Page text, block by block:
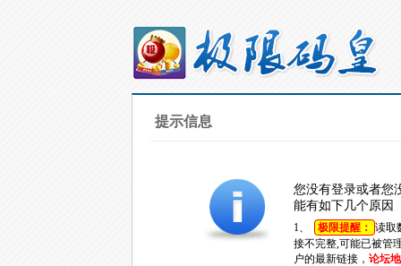
提示信息
您没有登录或者您
能有如下几个原因
1、 极限提醒： 读取
接不完整,可能已被管
户的最新链接， 论坛